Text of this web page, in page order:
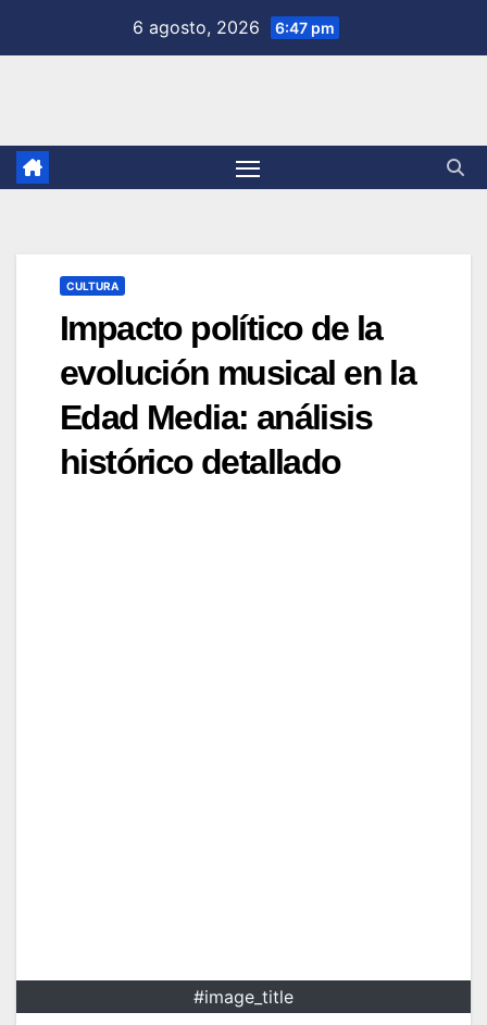
6 agosto, 2026 6:47 pm
CULTURA
Impacto político de la
evolución musical en la
Edad Media: análisis
histórico detallado
#image_title